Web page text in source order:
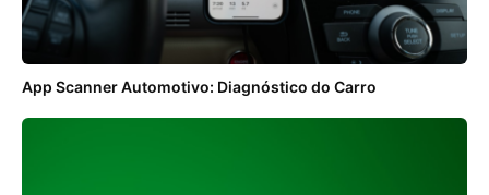
App Scanner Automotivo: Diagnóstico do Carro